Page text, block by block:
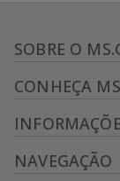
SOBRE O
CONHEÇA MS
NAVEGAÇÃO